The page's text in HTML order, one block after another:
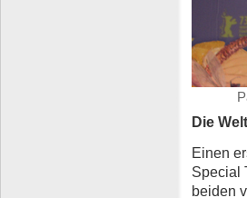
Die
Einen
Special
beiden